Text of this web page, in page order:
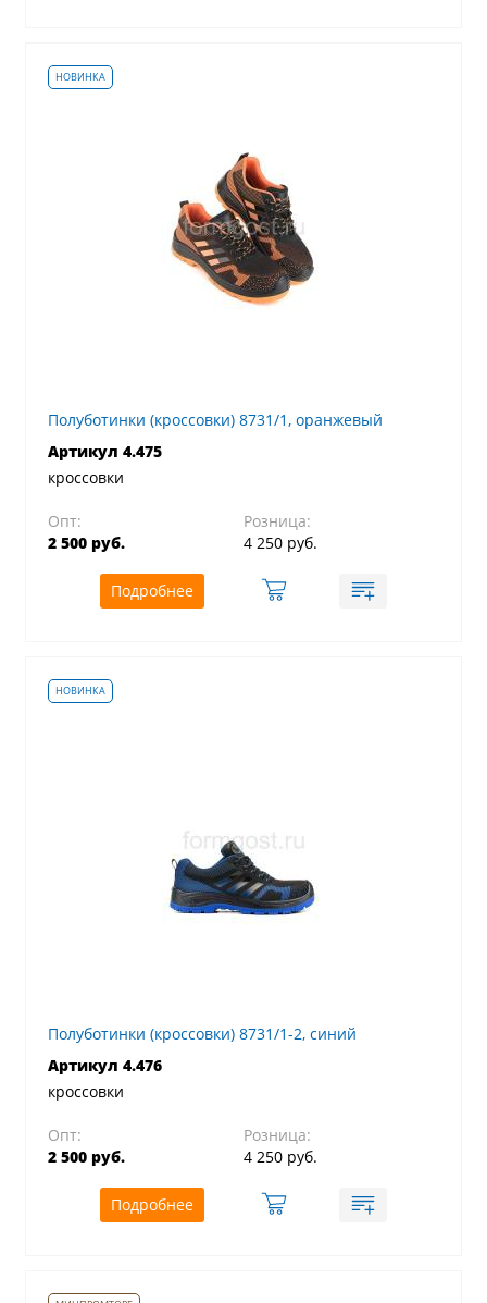
Полуботинки (кроссовки) 8731/1, оранжевый
Артикул 4.475
кроссовки
Опт:
2 500 руб.
Розница:
4 250 руб.
Подробнее
Полуботинки (кроссовки) 8731/1-2, синий
Артикул 4.476
кроссовки
Опт:
2 500 руб.
Розница:
4 250 руб.
Подробнее